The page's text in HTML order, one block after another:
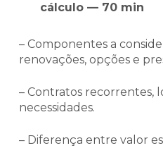
cálculo — 70 min
– Componentes a
renovações, opções e
– Contratos recorrentes,
necessidades.
– Diferença entre valor